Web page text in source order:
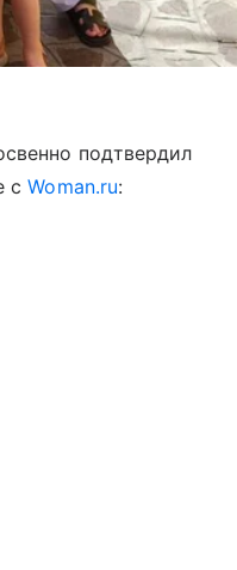
подтвердил
сWoman.ru: